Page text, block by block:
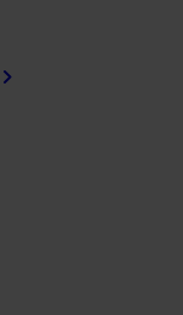
chevron_right